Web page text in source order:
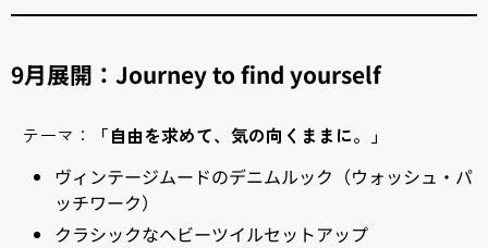
9月展開：Journey to find yourself
テーマ：
「自由を求めて、気の向くままに。」
ヴィンテージムードのデニムルック（ウォッシュ・パ
ッチワーク）
クラシックなヘビーツイルセットアップ